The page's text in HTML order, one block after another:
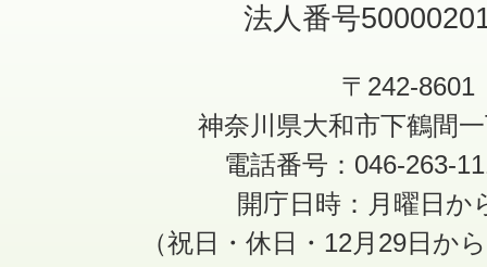
法人番号
〒242-8601
神奈川県大和市下鶴間
電話番号：046-263-
開庁日時：月曜日か
（祝日・休日・12月29日か